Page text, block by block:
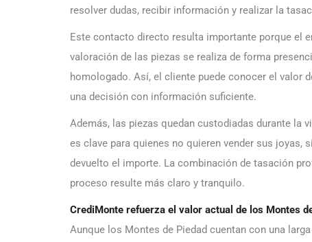
resolver dudas, recibir información y realizar la
Este contacto directo resulta importante porque el
valoración de las piezas se realiza de forma
homologado. Así, el cliente puede conocer el valor
una decisión con información suficiente.
Además, las piezas quedan custodiadas durante la
es clave para quienes no quieren vender sus joyas,
devuelto el importe. La combinación de tasación
proceso resulte más claro y tranquilo.
CrediMonte refuerza el valor actual de los Montes
Aunque los Montes de Piedad cuentan con una